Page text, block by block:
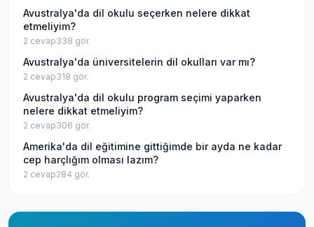
Avustralya'da dil okulu seçerken nelere dikkat
etmeliyim?
2 cevap338 gör.
Avustralya'da üniversitelerin dil okulları var mı?
2 cevap318 gör.
Avustralya'da dil okulu program seçimi yaparken
nelere dikkat etmeliyim?
2 cevap306 gör.
Amerika'da dil eğitimine gittiğimde bir ayda ne kadar
cep harçlığım olması lazım?
2 cevap284 gör.